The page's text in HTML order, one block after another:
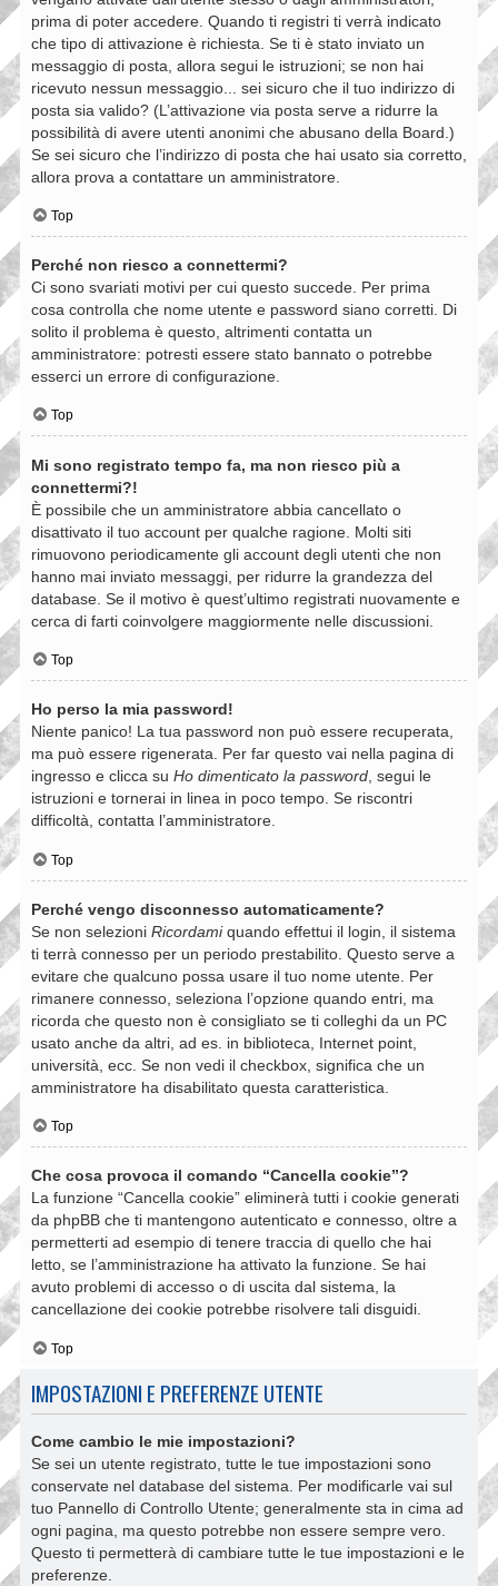
prima di poter accedere. Quando ti registri ti verrà indicato
che tipo di attivazione è richiesta. Se ti è stato inviato un
messaggio di posta, allora segui le istruzioni; se non hai
ricevuto nessun messaggio... sei sicuro che il tuo indirizzo di
posta sia valido? (L’attivazione via posta serve a ridurre la
possibilità di avere utenti anonimi che abusano della Board.)
Se sei sicuro che l’indirizzo di posta che hai usato sia corretto,
allora prova a contattare un amministratore.
Top
Perché non riesco a connettermi?
Ci sono svariati motivi per cui questo succede. Per prima
cosa controlla che nome utente e password siano corretti. Di
solito il problema è questo, altrimenti contatta un
amministratore: potresti essere stato bannato o potrebbe
esserci un errore di configurazione.
Top
Mi sono registrato tempo fa, ma non riesco più a
connettermi?!
È possibile che un amministratore abbia cancellato o
disattivato il tuo account per qualche ragione. Molti siti
rimuovono periodicamente gli account degli utenti che non
hanno mai inviato messaggi, per ridurre la grandezza del
database. Se il motivo è quest’ultimo registrati nuovamente e
cerca di farti coinvolgere maggiormente nelle discussioni.
Top
Ho perso la mia password!
Niente panico! La tua password non può essere recuperata,
ma può essere rigenerata. Per far questo vai nella pagina di
ingresso e clicca su Ho dimenticato la password, segui le
istruzioni e tornerai in linea in poco tempo. Se riscontri
difficoltà, contatta l’amministratore.
Top
Perché vengo disconnesso automaticamente?
Se non selezioni Ricordamiquando effettui il login, il sistema
ti terrà connesso per un periodo prestabilito. Questo serve a
evitare che qualcuno possa usare il tuo nome utente. Per
rimanere connesso, seleziona l’opzione quando entri, ma
ricorda che questo non è consigliato se ti colleghi da un PC
usato anche da altri, ad es. in biblioteca, Internet point,
università, ecc. Se non vedi il checkbox, significa che un
amministratore ha disabilitato questa caratteristica.
Top
Che cosa provoca il comando “Cancella cookie”?
La funzione “Cancella cookie” eliminerà tutti i cookie generati
da phpBB che ti mantengono autenticato e connesso, oltre a
permetterti ad esempio di tenere traccia di quello che hai
letto, se l’amministrazione ha attivato la funzione. Se hai
avuto problemi di accesso o di uscita dal sistema, la
cancellazione dei cookie potrebbe risolvere tali disguidi.
Top
IMPOSTAZIONI E PREFERENZE UTENTE
Come cambio le mie impostazioni?
Se sei un utente registrato, tutte le tue impostazioni sono
conservate nel database del sistema. Per modificarle vai sul
tuo Pannello di Controllo Utente; generalmente sta in cima ad
ogni pagina, ma questo potrebbe non essere sempre vero.
Questo ti permetterà di cambiare tutte le tue impostazioni e le
preferenze.